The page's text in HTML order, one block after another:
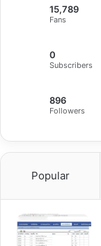
15,789
Fans
0
Subscribers
896
Followers
Popular